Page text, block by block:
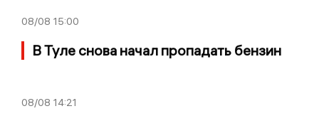
08/08 15:00
В Туле снова начал пропадать бензин
08/08 14:21